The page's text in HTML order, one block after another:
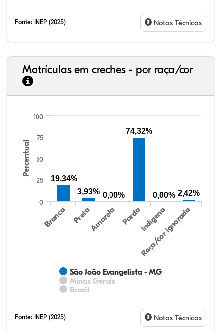
Fonte: INEP (2025) Notas Técnicas
Matrículas em creches - por raça/cor
Percentual
São João Evangelista - MG
Minas Gerais
Brasil
Branca PretaAmarela PardaIndígena
Raça/cor ignorada
0
25
50
75
100
19,34%
3,93% 0,00%
74,32%
0,00% 2,42%
Fonte: INEP (2025) Notas Técnicas